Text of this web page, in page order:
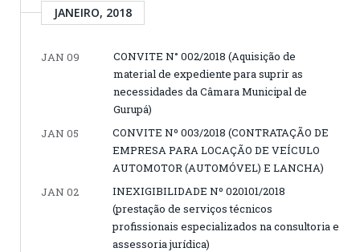
JANEIRO, 2018
JAN 09
CONVITE N° 002/2018 (Aquisição de
material de expediente para suprir as
necessidades da Câmara Municipal de
Gurupá)
JAN 05
CONVITE Nº 003/2018 (CONTRATAÇÃO DE
EMPRESA PARA LOCAÇÃO DE VEÍCULO
AUTOMOTOR (AUTOMÓVEL) E LANCHA)
JAN 02
INEXIGIBILIDADE Nº 020101/2018
(prestação de serviços técnicos
profissionais especializados na consultoria e
assessoria jurídica)